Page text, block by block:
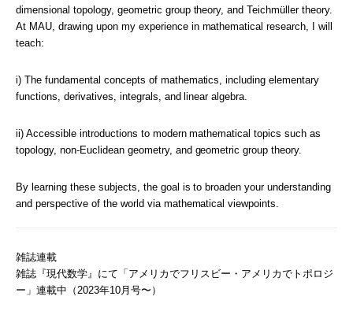
dimensional topology, geometric group theory, and Teichmüller theory.
At MAU, drawing upon my experience in mathematical research, I will
teach:
i) The fundamental concepts of mathematics, including elementary
functions, derivatives, integrals, and linear algebra.
ii) Accessible introductions to modern mathematical topics such as
topology, non-Euclidean geometry, and geometric group theory.
By learning these subjects, the goal is to broaden your understanding
and perspective of the world via mathematical viewpoints.
雑誌連載
雑誌『現代数学』にて「アメリカでフリスビー・アメリカでトポロジ
ー」連載中（2023年10月号〜）